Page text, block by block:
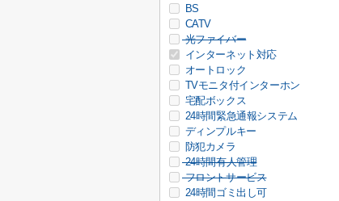
BS
CATV
光ファイバー
インターネット対応
オートロック
TVモニタ付インターホン
宅配ボックス
24時間緊急通報システム
ディンプルキー
防犯カメラ
24時間有人管理
フロントサービス
24時間ゴミ出し可